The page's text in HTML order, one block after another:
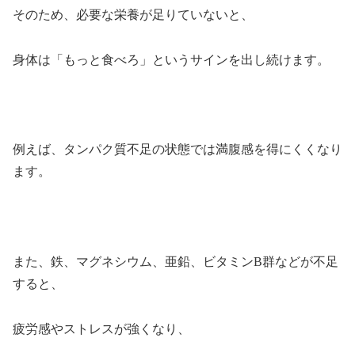
そのため、必要な栄養が足りていないと、
身体は「もっと食べろ」というサインを出し続けます。
例えば、タンパク質不足の状態では満腹感を得にくくなり
ます。
また、鉄、マグネシウム、亜鉛、ビタミンB群などが不足
すると、
疲労感やストレスが強くなり、